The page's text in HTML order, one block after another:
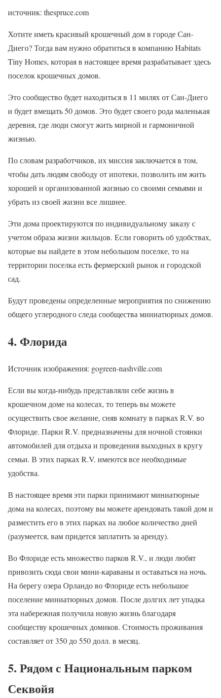
источник: thespruce.com
Хотите иметь красивый крошечный дом в городе Сан-
Диего? Тогда вам нужно обратиться в компанию Habitats
Tiny Homes, которая в настоящее время разрабатывает здесь
поселок крошечных домов.
Это сообщество будет находиться в 11 милях от Сан-Диего
и будет вмещать 50 домов. Это будет своего рода маленькая
деревня, где люди смогут жить мирной и гармоничной
жизнью.
По словам разработчиков, их миссия заключается в том,
чтобы дать людям свободу от ипотеки, позволить им жить
хорошей и организованной жизнью со своими семьями и
убрать из своей жизни все лишнее.
Эти дома проектируются по индивидуальному заказу с
учетом образа жизни жильцов. Если говорить об удобствах,
которые вы найдете в этом небольшом поселке, то на
территории поселка есть фермерский рынок и городской
сад.
Будут проведены определенные мероприятия по снижению
общего углеродного следа сообщества миниатюрных домов.
4. Флорида
Источник изображения: gogreen-nashville.com
Если вы когда-нибудь представляли себе жизнь в
крошечном доме на колесах, то теперь вы можете
осуществить свое желание, сняв комнату в парках R.V. во
Флориде. Парки R.V. предназначены для ночной стоянки
автомобилей для отдыха и проведения выходных в кругу
семьи. В этих парках R.V. имеются все необходимые
удобства.
В настоящее время эти парки принимают миниатюрные
дома на колесах, поэтому вы можете арендовать такой дом и
разместить его в этих парках на любое количество дней
(разумеется, вам придется заплатить за аренду).
Во Флориде есть множество парков R.V., и люди любят
привозить сюда свои мини-караваны и оставаться на ночь.
На берегу озера Орландо во Флориде есть небольшое
поселение миниатюрных домов. После долгих лет упадка
эта набережная получила новую жизнь благодаря
сообществу крошечных домиков. Стоимость проживания
составляет от 350 до 550 долл. в месяц.
5. Рядом с Национальным парком
Секвойя